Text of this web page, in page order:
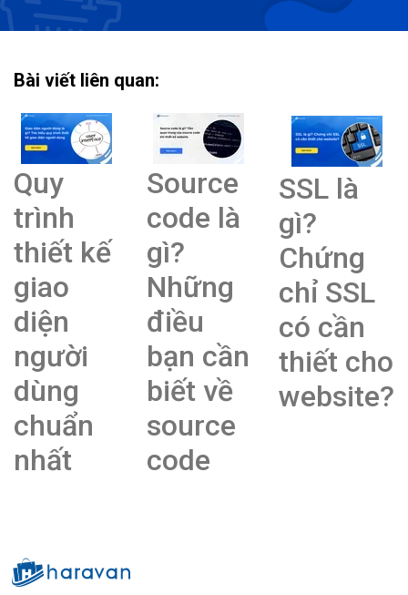
Bài viết liên quan:
Quy
trình
thiết kế
giao
diện
người
dùng
chuẩn
nhất
Source
code là
gì?
Những
điều
bạn cần
biết về
source
code
SSL là
gì?
Chứng
chỉ SSL
có cần
thiết cho
website?